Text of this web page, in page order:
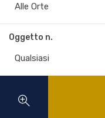
Alle Orte
Oggetto n.